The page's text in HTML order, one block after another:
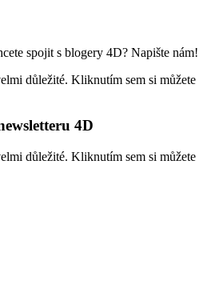
spojit s blogery 4D? Napište nám!
důležité. Kliknutím sem si můžete
4D
důležité. Kliknutím sem si můžete